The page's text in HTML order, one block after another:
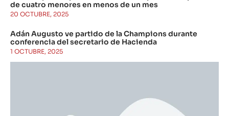
de cuatro menores en menos de un mes
20 OCTUBRE, 2025
Adán Augusto ve partido de la Champions durante
conferencia del secretario de Hacienda
1 OCTUBRE, 2025